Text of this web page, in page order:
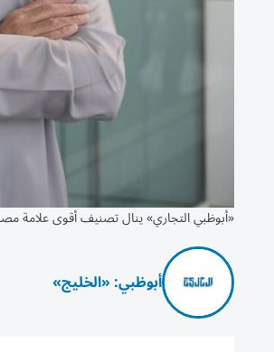
«أبوظبي التجاري» ينال تصنيف أقوى علامة
أبوظبي: «الخليج»